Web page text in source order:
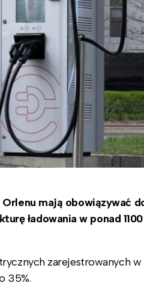
mają obowiązywać
ładowania w ponad
zarejestrowanych w
35%.